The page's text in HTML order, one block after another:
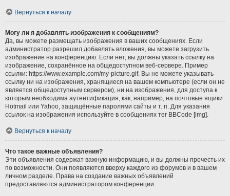
Вернуться к началу
Могу ли я добавлять изображения к сообщениям?
Да, вы можете размещать изображения в ваших сообщениях. Если
администратор разрешил добавлять вложения, вы можете загрузить
изображение на конференцию. Если нет, вы должны указать ссылку на
изображение, сохранённое на общедоступном веб-сервере. Пример
ссылки: https://www.example.com/my-picture.gif. Вы не можете указывать
ссылку ни на изображения, хранящиеся на вашем компьютере (если он не
является общедоступным сервером), ни на изображения, для доступа к
которым необходима аутентификация, как, например, на почтовые ящики
Hotmail или Yahoo, защищённые паролями сайты и т. п. Для указания
ссылок на изображения используйте в сообщениях тег BBCode [img].
Вернуться к началу
Что такое важные объявления?
Эти объявления содержат важную информацию, и вы должны прочесть их
по возможности. Они появляются вверху каждого из форумов и в вашем
личном разделе. Права на создание важных объявлений
предоставляются администратором конференции.